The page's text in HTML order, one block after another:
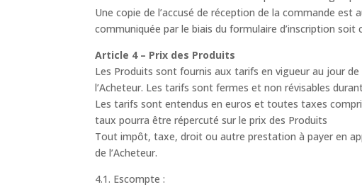
Une copie de l’accusé de réception de la commande
communiquée par le biais du formulaire d’inscription soit
Article 4 – Prix des Produits
Les Produits sont fournis aux tarifs en vigueur au jour
l’Acheteur. Les tarifs sont fermes et non révisables
Les tarifs sont entendus en euros et toutes taxes
taux pourra être répercuté sur le prix des Produits
Tout impôt, taxe, droit ou autre prestation à payer en
de l’Acheteur.
4.1. Escompte :